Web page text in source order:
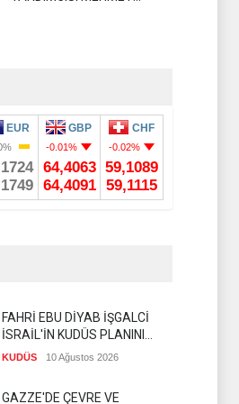
FAHRİ EBU DİYAB İŞGALCİ
İSRAİL'İN KUDÜS PLANINI
DEŞİFRE ETTİ
KUDÜS 10 Ağustos 2026
GAZZE'DE ÇEVRE VE